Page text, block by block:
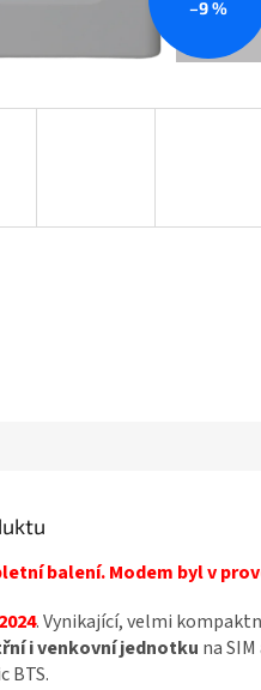
–9 %
balení. Modem byl v
. Vynikající, velmi
i venkovní jednotku na
BTS.